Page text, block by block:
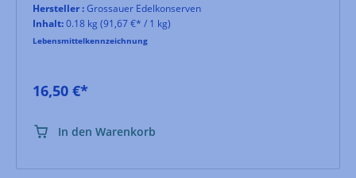
Hersteller :Grossauer Edelkonserven
Inhalt:0.18 kg (91,67 €* / 1 kg)
Lebensmittelkennzeichnung
16,50 €*
In den Warenkorb